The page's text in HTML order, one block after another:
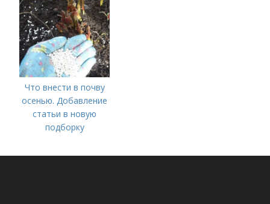
Что внести в почву
осенью. Добавление
статьи в новую
подборку